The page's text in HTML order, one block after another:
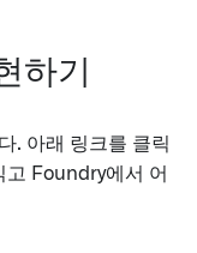
하기
. 아래 링크를 클릭
고 Foundry에서 어